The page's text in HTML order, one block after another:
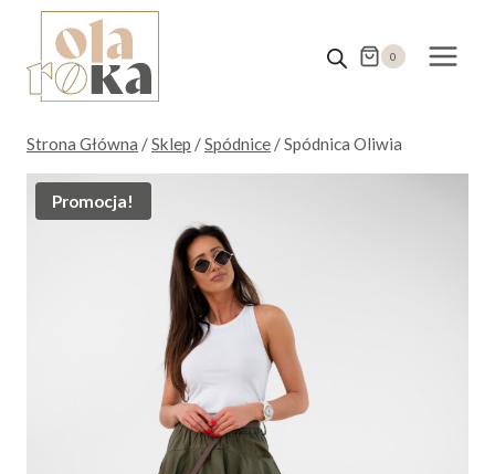
Przejdź
treści
0
Strona Główna /Sklep /Spódnice /Spódnica Oliwia
Promocja!